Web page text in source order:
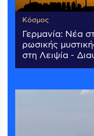
Κόσμος
Γερμανία: Νέα
ρωσικής
στη Λειψία -